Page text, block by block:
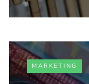
MARKETING